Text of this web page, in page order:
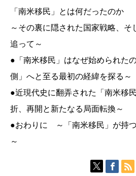
「南米移民」とは何だったのか
～その裏に隠された国家戦略、そ
追って～
●「南米移民」はなぜ始められた
側」へと至る最初の経緯を探る～
●近現代史に翻弄された「南米移
折、再開と新たなる局面転換～
●おわりに ～「南米移民」が持
～